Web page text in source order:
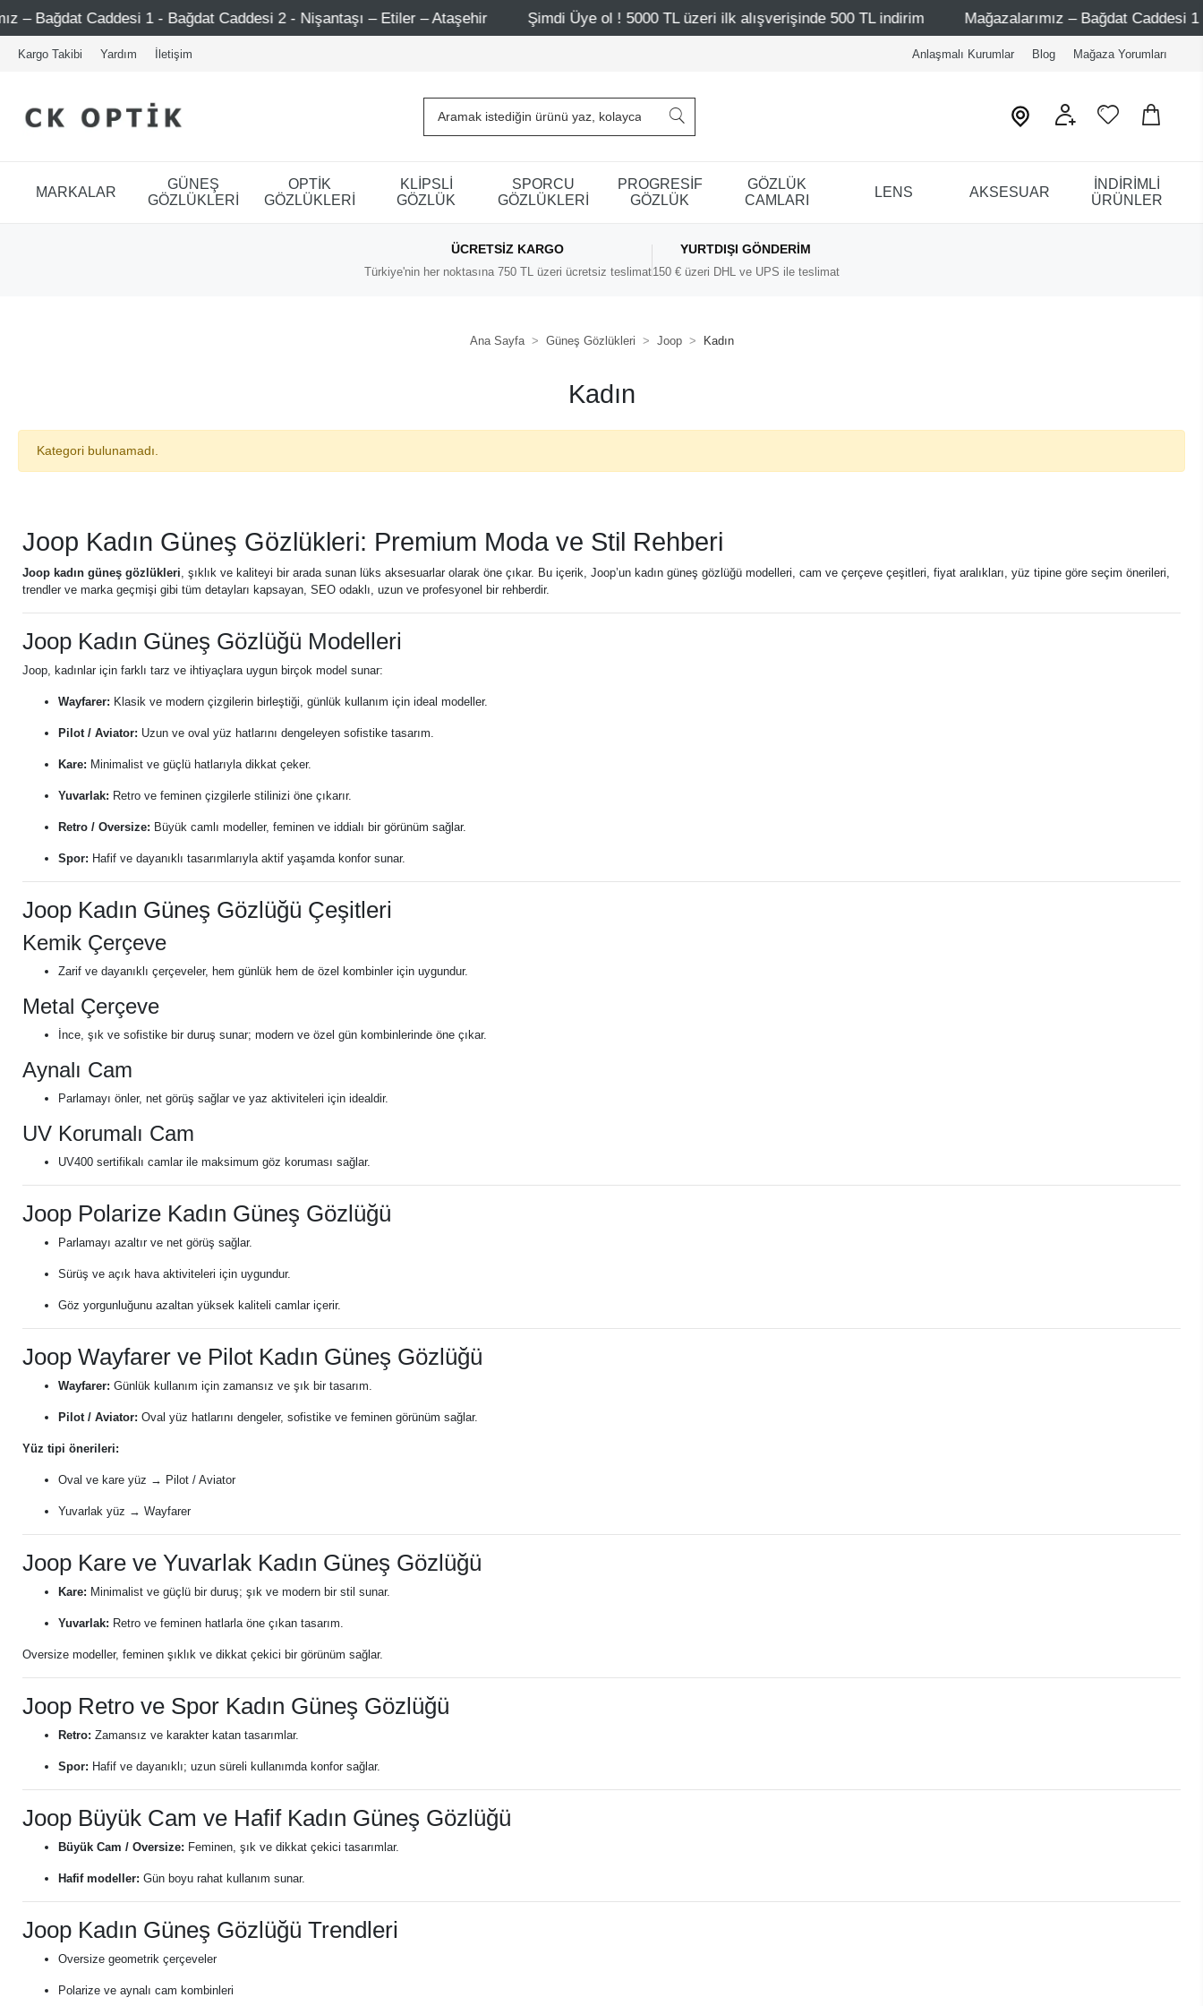
Caddesi 1 - Bağdat Caddesi 2 - Nişantaşı – Etiler – Ataşehir Şimdi Üye ol ! 5000 TL üzeri ilk alışverişinde 500 TL indirim Mağazalarımız – Bağdat Caddesi 1 - Bağdat
Kargo Takibi Yardım İletişim Anlaşmalı Kurumlar Blog Mağaza Yorumları
MARKALAR
GÜNEŞ
GÖZLÜKLERİ
OPTİK
GÖZLÜKLERİ
KLİPSLİ
GÖZLÜK
SPORCU
GÖZLÜKLERİ
PROGRESİF
GÖZLÜK
GÖZLÜK
CAMLARI
LENS AKSESUAR
İNDİRİMLİ
ÜRÜNLER
ÜCRETSIZ KARGO
Türkiye'nin her noktasına 750 TL üzeri ücretsiz teslimat
YURTDIŞI GÖNDERIM
150 € üzeri DHL ve UPS ile teslimat
Ana Sayfa Güneş Gözlükleri Joop Kadın
Kadın
Kategori bulunamadı.
Joop Kadın Güneş Gözlükleri: Premium Moda ve Stil Rehberi
Joop kadın güneş gözlükleri, şıklık ve kaliteyi bir arada sunan lüks aksesuarlar olarak öne çıkar. Bu içerik, Joop’un kadın güneş gözlüğü modelleri, cam ve çerçeve çeşitleri, fiyat aralıkları, yüz tipine göre seçim önerileri,
trendler ve marka geçmişi gibi tüm detayları kapsayan, SEO odaklı, uzun ve profesyonel bir rehberdir.
Joop Kadın Güneş Gözlüğü Modelleri
Joop, kadınlar için farklı tarz ve ihtiyaçlara uygun birçok model sunar:
Wayfarer: Klasik ve modern çizgilerin birleştiği, günlük kullanım için ideal modeller.
Pilot / Aviator: Uzun ve oval yüz hatlarını dengeleyen sofistike tasarım.
Kare: Minimalist ve güçlü hatlarıyla dikkat çeker.
Yuvarlak: Retro ve feminen çizgilerle stilinizi öne çıkarır.
Retro / Oversize: Büyük camlı modeller, feminen ve iddialı bir görünüm sağlar.
Spor: Hafif ve dayanıklı tasarımlarıyla aktif yaşamda konfor sunar.
Joop Kadın Güneş Gözlüğü Çeşitleri
Kemik Çerçeve
Zarif ve dayanıklı çerçeveler, hem günlük hem de özel kombinler için uygundur.
Metal Çerçeve
İnce, şık ve sofistike bir duruş sunar; modern ve özel gün kombinlerinde öne çıkar.
Aynalı Cam
Parlamayı önler, net görüş sağlar ve yaz aktiviteleri için idealdir.
UV Korumalı Cam
UV400 sertifikalı camlar ile maksimum göz koruması sağlar.
Joop Polarize Kadın Güneş Gözlüğü
Parlamayı azaltır ve net görüş sağlar.
Sürüş ve açık hava aktiviteleri için uygundur.
Göz yorgunluğunu azaltan yüksek kaliteli camlar içerir.
Joop Wayfarer ve Pilot Kadın Güneş Gözlüğü
Wayfarer: Günlük kullanım için zamansız ve şık bir tasarım.
Pilot / Aviator: Oval yüz hatlarını dengeler, sofistike ve feminen görünüm sağlar.
Yüz tipi önerileri:
Oval ve kare yüz → Pilot / Aviator
Yuvarlak yüz → Wayfarer
Joop Kare ve Yuvarlak Kadın Güneş Gözlüğü
Kare: Minimalist ve güçlü bir duruş; şık ve modern bir stil sunar.
Yuvarlak: Retro ve feminen hatlarla öne çıkan tasarım.
Oversize modeller, feminen şıklık ve dikkat çekici bir görünüm sağlar.
Joop Retro ve Spor Kadın Güneş Gözlüğü
Retro: Zamansız ve karakter katan tasarımlar.
Spor: Hafif ve dayanıklı; uzun süreli kullanımda konfor sağlar.
Joop Büyük Cam ve Hafif Kadın Güneş Gözlüğü
Büyük Cam / Oversize: Feminen, şık ve dikkat çekici tasarımlar.
Hafif modeller: Gün boyu rahat kullanım sunar.
Joop Kadın Güneş Gözlüğü Trendleri
Oversize geometrik çerçeveler
Polarize ve aynalı cam kombinleri